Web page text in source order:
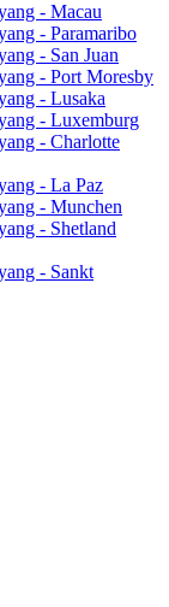
- Macau
- Paramaribo
- San Juan
- Port Moresby
- Lusaka
- Luxemburg
- Charlotte
- La Paz
- Munchen
- Shetland
- Sankt